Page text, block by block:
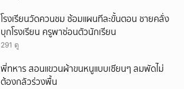
โรงเรียนวัดควนชม ซ้อมแผนทีละขั้นตอน ชายคลั่ง
บุกโรงเรียน ครูพาซ่อนตัวนักเรียน
291 ดู
พี่ทหาร สอนแขวนผ้าขนหนูแบบเซียนๆ ลมพัดไม่
ต้องกลัวร่วงพื้น